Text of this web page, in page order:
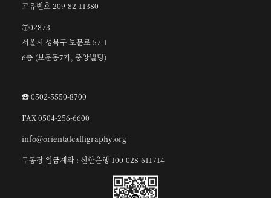
고유번호 209-82-11380
〶02873
서울시 성북구 보문로 57-1
6층 (보문동7가, 중앙빌딩)
☎︎ 0502-5550-8700
FAX 0504-256-6600
info@orientalcalligraphy.org
무통장 입금계좌 : 신한은행 100-028-611714